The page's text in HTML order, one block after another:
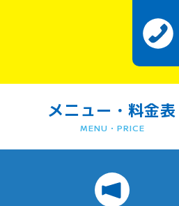
メニュー・料金表
MENU・PRICE